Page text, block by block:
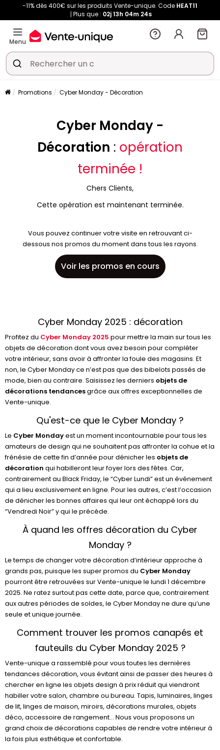
-11% dès 400€ sur les produits Vente-unique. Code HEAT11
Plus que : 02j 13h 04m 22s
Menu
Promotions Cyber Monday - Décoration
Cyber Monday -
Décoration : opération
terminée !
Chers Clients,
Cette opération est maintenant terminée.
Vous pouvez continuer votre visite en retrouvant ci-
dessous nos promos du moment dans tous les rayons.
Voir les promos en cours
Cyber Monday 2025 : décoration
Profitez du Cyber Monday 2025 pour mettre la main sur tous les
objets de décoration dont vous avez besoin pour compléter
votre intérieur, sans avoir à affronter la foule des magasins. Et
non, le Cyber Monday ce n’est pas que des bibelots passés de
mode, bien au contraire. Saisissez les derniers objets de
décorations tendancesgrâce aux offres exceptionnelles de
Vente-unique.
Qu'est-ce que le Cyber Monday ?
Le Cyber Mondayest un moment incontournable pour tous les
amateurs de design qui ne souhaitent pas affronter la cohue et la
frénésie de cette fin d’année pour dénicher les objets de
décoration qui habilleront leur foyer lors des fêtes. Car,
contrairement au Black Friday, le “Cyber Lundi” est un événement
qui a lieu exclusivement en ligne. Pour les autres, c’est l’occasion
de dénicher les bonnes affaires qui leur ont échappé lors du
“Vendredi Noir” y qui le précède.
À quand les offres décoration du Cyber
Monday ?
Le temps de changer votre décoration d’intérieur approche à
grands pas, puisque les super promos du Cyber Monday
pourront être retrouvées sur Vente-unique le lundi 1 décembre
2025. Ne ratez surtout pas cette date, parce que, contrairement
aux autres périodes de soldes, le Cyber Monday ne dure qu’une
seule et unique journée.
Comment trouver les promos canapés et
fauteuils du Cyber Monday 2025 ?
Vente-unique a rassemblé pour vous toutes les dernières
tendances décoration, vous évitant ainsi de passer des heures à
chercher en ligne les objets design à prix réduit qui viendront
habiller votre salon, chambre ou bureau. Tapis, luminaires, linges
de lit, linges de maison, miroirs, décorations murales, objets
déco, accessoire de rangement… Nous vous proposons un
grand choix de décorations capables de rendre votre intérieur à
la fois plus esthétique et confortable.